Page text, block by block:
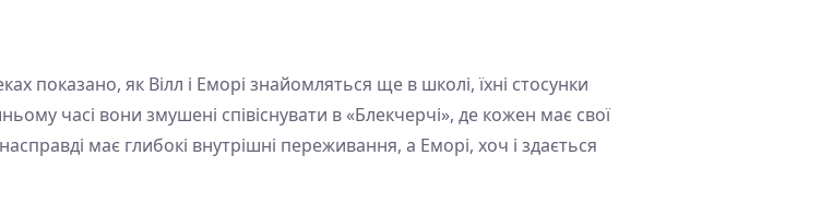
показано, як Вілл і Еморі знайомляться ще в школі, їхні стосунки
часі вони змушені співіснувати в «Блекчерчі», де кожен має свої
має глибокі внутрішні переживання, а Еморі, хоч і здається